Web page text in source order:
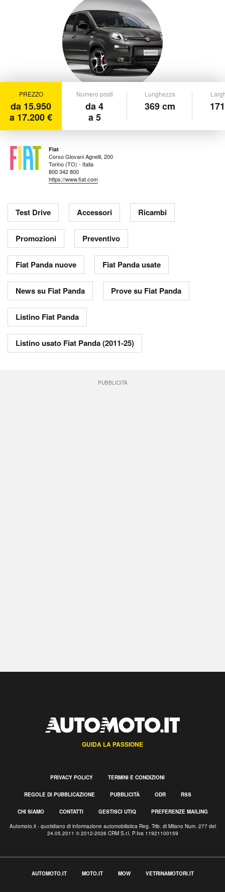
PREZZO
da 15.950
a 17.200 €
Numero posti
da 4
a 5
Lunghezza
369 cm
Fiat
Corso Giovani Agnelli, 200
Torino (TO) - Italia
800 342 800
https://www.fiat.com
Test Drive Accessori Ricambi
Promozioni Preventivo
Fiat Panda nuove Fiat Panda usate
News su Fiat Panda Prove su Fiat Panda
Listino Fiat Panda
Listino usato Fiat Panda (2011-25)
PUBBLICITÀ
GUIDA LA PASSIONE
PRIVACY POLICY TERMINI E CONDIZIONI
REGOLE DI PUBBLICAZIONE PUBBLICITÀ ODR RSS
CHI SIAMO CONTATTI GESTISCI UTIQ PREFERENZE MAILING
Automoto.it - quotidiano di informazione automobilistica Reg. Trib. di Milano Num. 277 del
24.05.2011 © 2012-2026 CRM S.r.l. P.Iva 11921100159
AUTOMOTO.IT MOTO.IT MOW VETRINAMOTORI.IT